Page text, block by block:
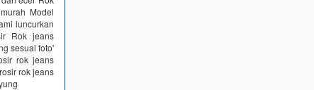
Model
luncurkan
Rok jeans
sesuai foto'
rok jeans
rok jeans